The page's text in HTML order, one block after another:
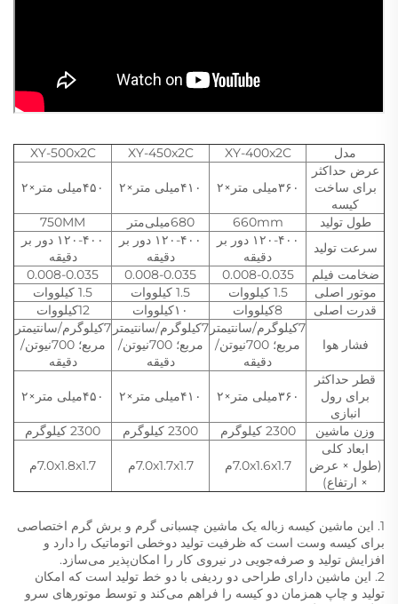
مدل XY-400x2C
XY-450x2C
XY-500x2C
عرض حداکثر
برای ساخت
کیسه
۳۶۰میلی متر×۲ ۴۱۰میلی متر×۲ ۴۵۰میلی متر×۲
طول تولید 660mm 680میلی‌متر
750MM
سرعت تولید
۱۲۰-۴۰۰ دور بر
دقیقه
۱۲۰-۴۰۰ دور بر
دقیقه
۱۲۰-۴۰۰ دور بر
دقیقه
ضخامت فیلم
0.008-0.035
0.008-0.035
0.008-0.035
موتور اصلی
1.5 کیلووات 1.5 کیلووات
1.5 کیلووات
قدرت اصلی
8کیلووات ۱۰کیلووات 12کیلووات
فشار هوا
7کیلوگرم/سانتیمتر
مربع؛ 700نیوتن/
دقیقه
7کیلوگرم/سانتیمتر
مربع؛ 700نیوتن/
دقیقه
7کیلوگرم/سانتیمتر
مربع؛ 700نیوتن/
دقیقه
قطر حداکثر
برای رول
انبازی
۳۶۰میلی متر×۲ ۴۱۰میلی متر×۲ ۴۵۰میلی متر×۲
وزن ماشین 2300 کیلوگرم 2300 کیلوگرم
2300 کیلوگرم
ابعاد کلی
(طول × عرض
× ارتفاع)
7.0x1.6x1.7م 7.0x1.7x1.7م 7.0x1.8x1.7م
1. این ماشین کیسه زباله یک ماشین چسبانی گرم و برش گرم اختصاصی
برای کیسه وست است که ظرفیت تولید دوخطی اتوماتیک را دارد و
افزایش تولید و صرفه‌جویی در نیروی کار را امکان‌پذیر می‌سازد.
2. این ماشین دارای طراحی دو ردیفی با دو خط تولید است که امکان
تولید و چاپ همزمان دو کیسه را فراهم می‌کند و توسط موتورهای سرو